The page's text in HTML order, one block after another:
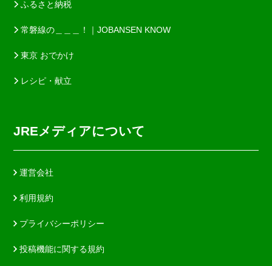
ふるさと納税
常磐線の＿＿＿！｜JOBANSEN KNOW
東京 おでかけ
レシピ・献立
JREメディアについて
運営会社
利用規約
プライバシーポリシー
投稿機能に関する規約